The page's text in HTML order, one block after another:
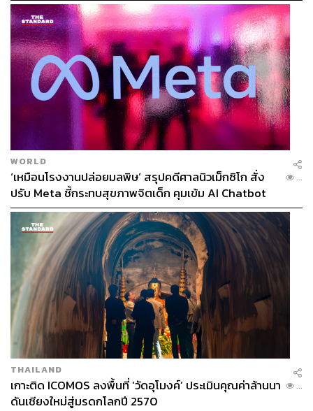
WORLD
‘เหมือนโรงงานปล่อยมลพิษ’ สรุปคดีศาลนิวเม็กซิโก สั่ง
ปรับ Meta ชี้กระทบสุขภาพจิตเด็ก คุมเข้ม AI Chatbot
...
THAILAND
เกาะติด ICOMOS ลงพื้นที่ ‘วัดอุโมงค์’ ประเมินคุณค่าล้านนา
ดันเชียงใหม่สู่มรดกโลกปี 2570
...